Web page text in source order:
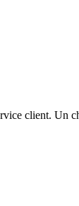
client. Un